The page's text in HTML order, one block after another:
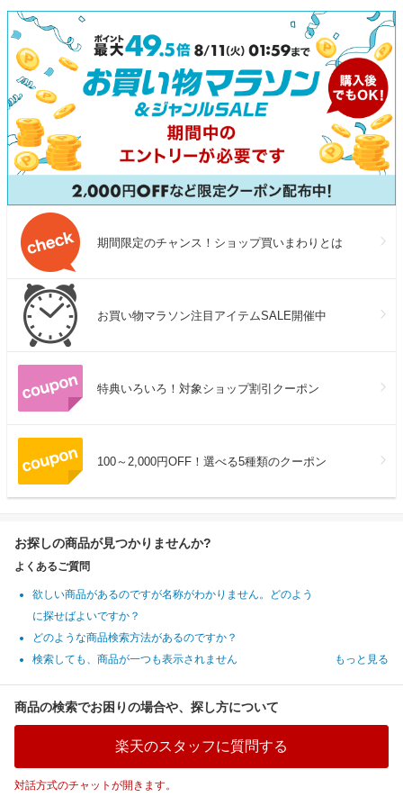
期間限定のチャンス！ショップ買いまわりとは
お買い物マラソン注目アイテムSALE開催中
特典いろいろ！対象ショップ割引クーポン
100～2,000円OFF！選べる5種類のクーポン
お探しの商品が見つかりませんか?
よくあるご質問
欲しい商品があるのですが名称がわかりません。どのよう
に探せばよいですか？
どのような商品検索方法があるのですか？
検索しても、商品が一つも表示されません
もっと見る
商品の検索でお困りの場合や、探し方について
楽天のスタッフに質問する
対話方式のチャットが開きます。